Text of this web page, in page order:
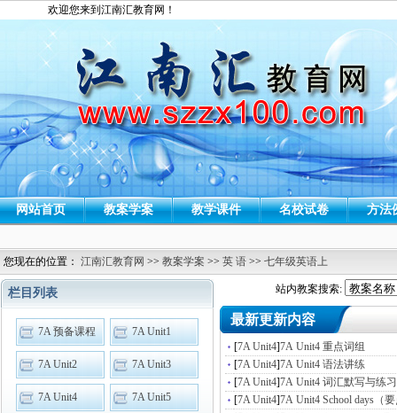
欢迎您来到江南汇教育网！
网站首页 教案学案 教学课件 名校试卷 方法
您现在的位置： 江南汇教育网 >> 教案学案 >> 英 语 >> 七年级英语上
站内教案搜索:
栏目列表
7A 预备课程 7A Unit1
7A Unit2 7A Unit3
7A Unit4 7A Unit5
最新更新内容
[7A Unit4]7A Unit4 重点词组
[7A Unit4]7A Unit4 语法讲练
[7A Unit4]7A Unit4 词汇默写与练习
[7A Unit4]7A Unit4 School days（